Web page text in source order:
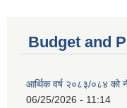
Budget and
आर्थिक वर्ष २०८३/०८४ को
06/25/2026 - 11:14